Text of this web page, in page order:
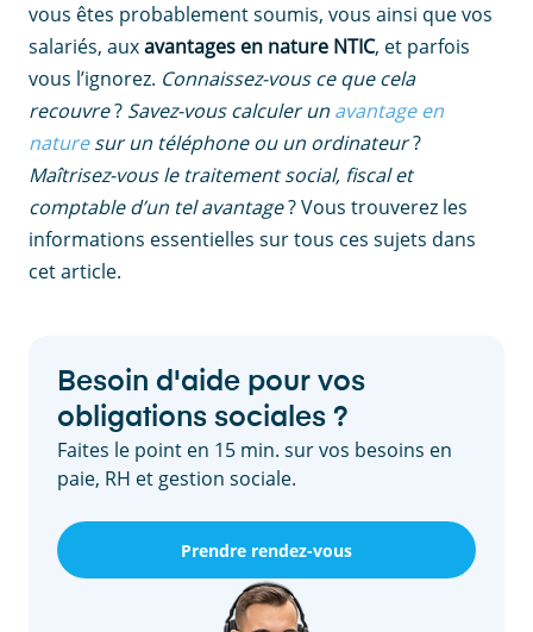
vous êtes probablement soumis, vous ainsi que vos
salariés, auxavantages en nature NTIC, et parfois
vous l’ignorez. Connaissez-vous ce que cela
recouvre? Savez-vous calculer un avantage en
naturesur un téléphone ou un ordinateur?
Maîtrisez-vous le traitement social, fiscal et
comptable d’un tel avantage? Vous trouverez les
informations essentielles sur tous ces sujets dans
cet article.
Besoin d'aide pour vos
obligations sociales ?
Faites le point en 15 min. sur vos besoins en
paie, RH et gestion sociale.
Prendre rendez-vous